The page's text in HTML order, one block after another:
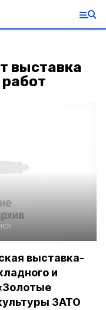
выставка
выставка-
и
ЗАТО